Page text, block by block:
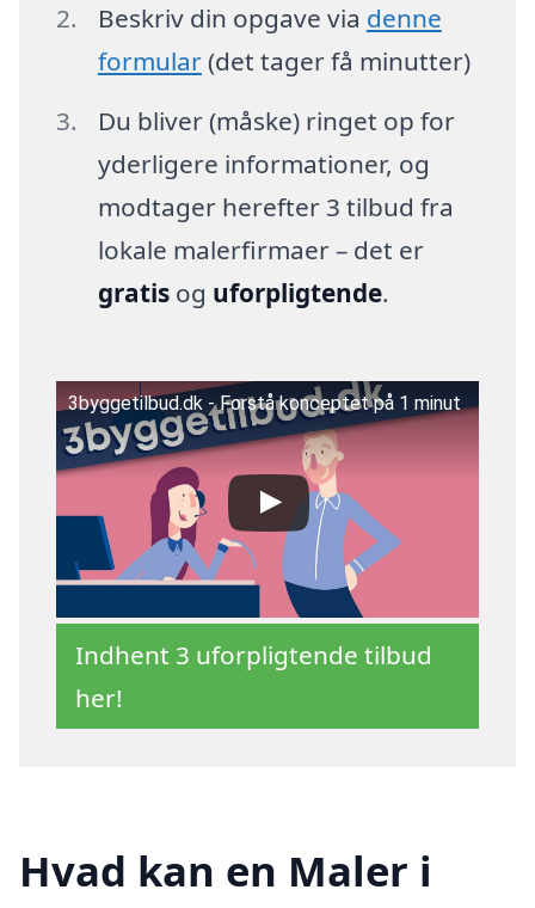
Beskriv din opgave via denne
formular(det tager få minutter)
Du bliver (måske) ringet op for
yderligere informationer, og
modtager herefter 3 tilbud fra
lokale malerfirmaer – det er
gratisog uforpligtende.
3byggetilbud.dk - Forstå konceptet på 1 minut
Indhent 3 uforpligtende tilbud
her!
Hvad kan en Maler i